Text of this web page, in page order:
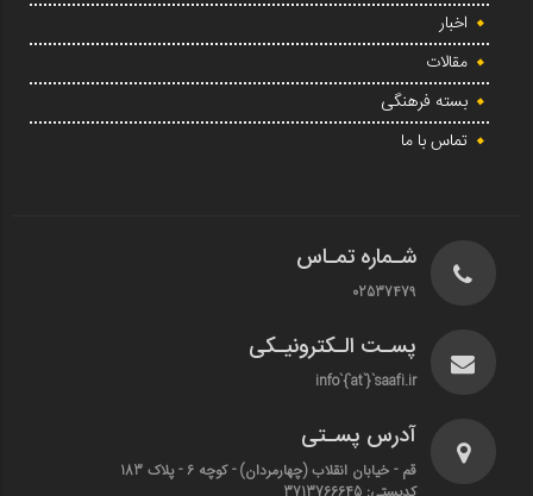
اخبار
مقالات
بسته فرهنگی
تماس با ما
شـماره تمـاس
02537479
پسـت الـکترونیـکی
info`{`at`}`saafi.ir
آدرس پسـتی
قم - خیابان انقلاب (چهارمردان)‌ - کوچه 6 - پلاک 183
کدپستی: 3713766645